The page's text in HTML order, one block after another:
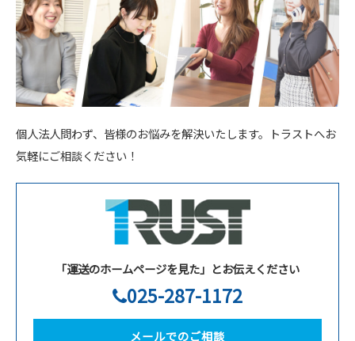
個人法人問わず、皆様のお悩みを解決いたします。トラストへお
気軽にご相談ください！
「運送のホームページを見た」とお伝えください
025-287-1172
メールでのご相談